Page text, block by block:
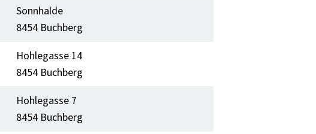
Sonnhalde
8454 Buchberg
Hohlegasse 14
8454 Buchberg
Hohlegasse 7
8454 Buchberg